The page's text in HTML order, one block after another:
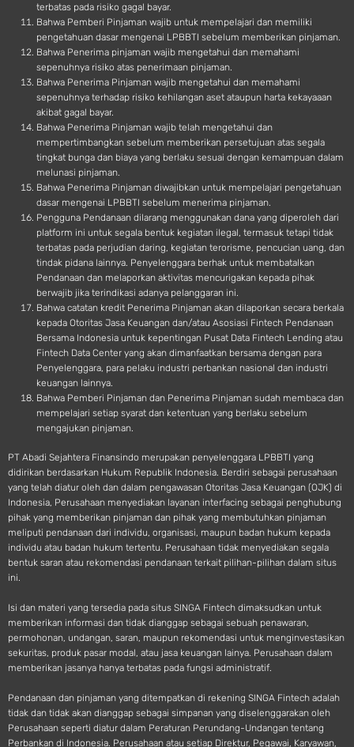
terbatas pada risiko gagal bayar.
Bahwa Pemberi Pinjaman wajib untuk mempelajari dan memiliki
pengetahuan dasar mengenai LPBBTI sebelum memberikan pinjaman.
Bahwa Penerima pinjaman wajib mengetahui dan memahami
sepenuhnya risiko atas penerimaan pinjaman.
Bahwa Penerima Pinjaman wajib mengetahui dan memahami
sepenuhnya terhadap risiko kehilangan aset ataupun harta kekayaaan
akibat gagal bayar.
Bahwa Penerima Pinjaman wajib telah mengetahui dan
mempertimbangkan sebelum memberikan persetujuan atas segala
tingkat bunga dan biaya yang berlaku sesuai dengan kemampuan dalam
melunasi pinjaman.
Bahwa Penerima Pinjaman diwajibkan untuk mempelajari pengetahuan
dasar mengenai LPBBTI sebelum menerima pinjaman.
Pengguna Pendanaan dilarang menggunakan dana yang diperoleh dari
platform ini untuk segala bentuk kegiatan ilegal, termasuk tetapi tidak
terbatas pada perjudian daring, kegiatan terorisme, pencucian uang, dan
tindak pidana lainnya. Penyelenggara berhak untuk membatalkan
Pendanaan dan melaporkan aktivitas mencurigakan kepada pihak
berwajib jika terindikasi adanya pelanggaran ini.
Bahwa catatan kredit Penerima Pinjaman akan dilaporkan secara berkala
kepada Otoritas Jasa Keuangan dan/atau Asosiasi Fintech Pendanaan
Bersama Indonesia untuk kepentingan Pusat Data Fintech Lending atau
Fintech Data Center yang akan dimanfaatkan bersama dengan para
Penyelenggara, para pelaku industri perbankan nasional dan industri
keuangan lainnya.
Bahwa Pemberi Pinjaman dan Penerima Pinjaman sudah membaca dan
mempelajari setiap syarat dan ketentuan yang berlaku sebelum
mengajukan pinjaman.
PT Abadi Sejahtera Finansindo merupakan penyelenggara LPBBTI yang
didirikan berdasarkan Hukum Republik Indonesia. Berdiri sebagai perusahaan
yang telah diatur oleh dan dalam pengawasan Otoritas Jasa Keuangan (OJK) di
Indonesia, Perusahaan menyediakan layanan interfacing sebagai penghubung
pihak yang memberikan pinjaman dan pihak yang membutuhkan pinjaman
meliputi pendanaan dari individu, organisasi, maupun badan hukum kepada
individu atau badan hukum tertentu. Perusahaan tidak menyediakan segala
bentuk saran atau rekomendasi pendanaan terkait pilihan-pilihan dalam situs
ini.
Isi dan materi yang tersedia pada situs SINGA Fintech dimaksudkan untuk
memberikan informasi dan tidak dianggap sebagai sebuah penawaran,
permohonan, undangan, saran, maupun rekomendasi untuk menginvestasikan
sekuritas, produk pasar modal, atau jasa keuangan lainya. Perusahaan dalam
memberikan jasanya hanya terbatas pada fungsi administratif.
Pendanaan dan pinjaman yang ditempatkan di rekening SINGA Fintech adalah
tidak dan tidak akan dianggap sebagai simpanan yang diselenggarakan oleh
Perusahaan seperti diatur dalam Peraturan Perundang-Undangan tentang
Perbankan di Indonesia. Perusahaan atau setiap Direktur, Pegawai, Karyawan,